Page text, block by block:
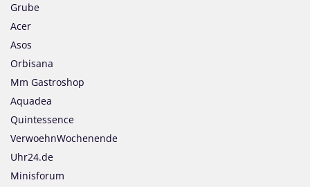
Grube
Acer
Asos
Orbisana
Mm Gastroshop
Aquadea
Quintessence
VerwoehnWochenende
Uhr24.de
Minisforum